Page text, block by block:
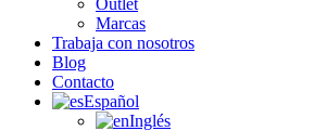
Outlet
Marcas
Trabaja con nosotros
Blog
Contacto
Español
Inglés